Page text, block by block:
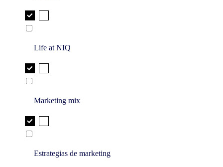
Life at NIQ
Marketing mix
Estrategias de marketing